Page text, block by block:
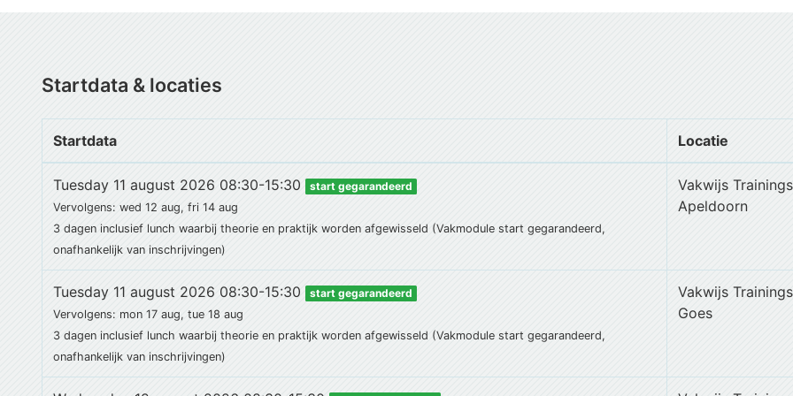
Startdata & locaties
Startdata Locatie
Tuesday 11 august 2026 08:30-15:30
start gegarandeerd
Vervolgens: wed 12 aug, fri 14 aug
3 dagen inclusief lunch waarbij theorie en praktijk worden afgewisseld (Vakmodule start gegarandeerd,
onafhankelijk van inschrijvingen)
Vakwijs
Apeldoorn
Tuesday 11 august 2026 08:30-15:30
start gegarandeerd
Vervolgens: mon 17 aug, tue 18 aug
3 dagen inclusief lunch waarbij theorie en praktijk worden afgewisseld (Vakmodule start gegarandeerd,
onafhankelijk van inschrijvingen)
Vakwijs
Goes